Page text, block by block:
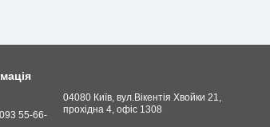
труби. Крім того, їх забезпечують
55-66-
04080 Київ, вул.Вікентія Хвойки 21,
прохідна 4, офіс 1308